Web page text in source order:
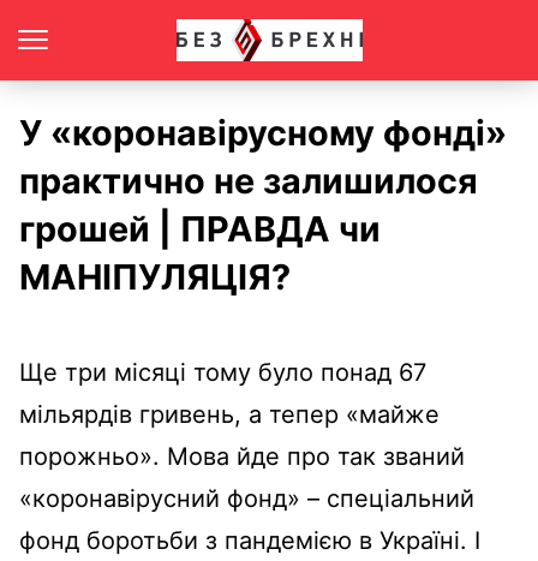
У «коронавірусному фонді»
практично не залишилося
грошей | ПРАВДА чи
МАНІПУЛЯЦІЯ?
Ще три місяці тому було понад 67
мільярдів гривень, а тепер «майже
порожньо». Мова йде про так званий
«коронавірусний фонд» – спеціальний
фонд боротьби з пандемією в Україні. І